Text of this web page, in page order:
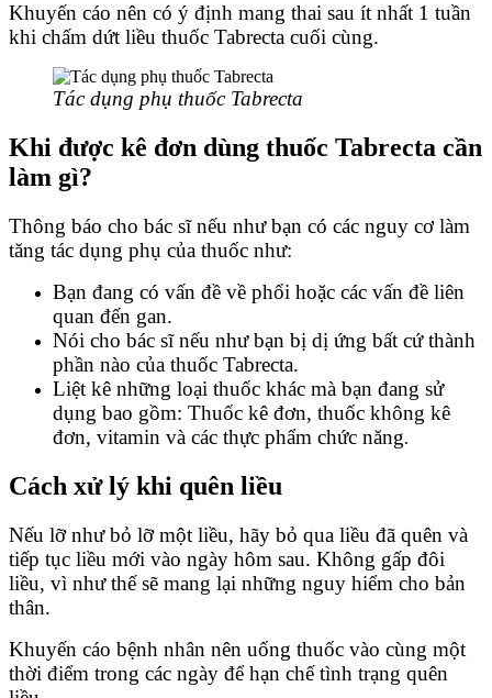
Khuyến cáo nên có ý định mang thai sau ít nhất 1 tuần
khi chấm dứt liều thuốc Tabrecta cuối cùng.
Tác dụng phụ thuốc Tabrecta
Khi được kê đơn dùng thuốc Tabrecta cần
làm gì?
Thông báo cho bác sĩ nếu như bạn có các nguy cơ làm
tăng tác dụng phụ của thuốc như:
Bạn đang có vấn đề về phổi hoặc các vấn đề liên
quan đến gan.
Nói cho bác sĩ nếu như bạn bị dị ứng bất cứ thành
phần nào của thuốc Tabrecta.
Liệt kê những loại thuốc khác mà bạn đang sử
dụng bao gồm: Thuốc kê đơn, thuốc không kê
đơn, vitamin và các thực phẩm chức năng.
Cách xử lý khi quên liều
Nếu lỡ như bỏ lỡ một liều, hãy bỏ qua liều đã quên và
tiếp tục liều mới vào ngày hôm sau. Không gấp đôi
liều, vì như thế sẽ mang lại những nguy hiểm cho bản
thân.
Khuyến cáo bệnh nhân nên uống thuốc vào cùng một
thời điểm trong các ngày để hạn chế tình trạng quên